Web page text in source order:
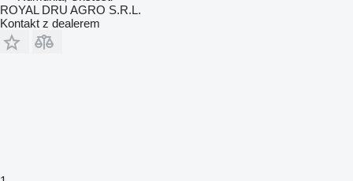
ROYAL DRU AGRO S.R.L.
Kontakt z dealerem